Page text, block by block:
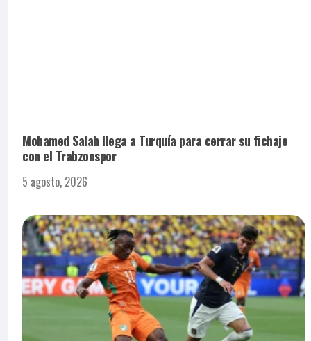
Mohamed Salah llega a Turquía para cerrar su fichaje
con el Trabzonspor
5 agosto, 2026